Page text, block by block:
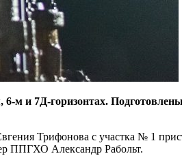
м и 7Д-горизонтах.
Трифонова с участка № 1
ППГХО Александр Рабольт.